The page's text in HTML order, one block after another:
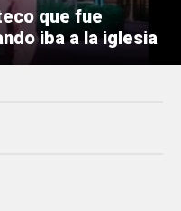
que fue
iba a la iglesia